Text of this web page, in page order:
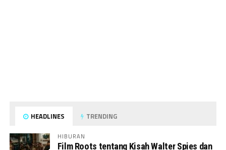
HEADLINES TRENDING
HIBURAN
Film Roots tentang Kisah Walter Spies dan